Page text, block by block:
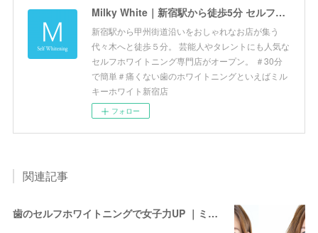
Milky White｜新宿駅から徒歩5分 セルフホワイトニング専門店 ミルキーホワイト新宿店
新宿駅から甲州街道沿いをおしゃれなお店が集う
代々木へと徒歩５分。 芸能人やタレントにも人気な
セルフホワイトニング専門店がオープン。 ＃30分
で簡単＃痛くない歯のホワイトニングといえばミル
キーホワイト新宿店
フォロー
関連記事
歯のセルフホワイトニングで女子力UP ｜ミルキーホワイト 新宿店